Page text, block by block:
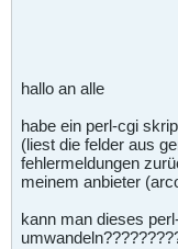
hallo an alle
habe ein perl-cgi
(liest die felder aus
fehlermeldungen
meinem anbieter
kann man dieses